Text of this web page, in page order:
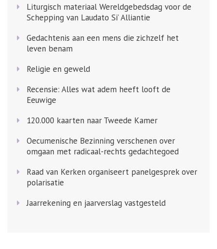
Liturgisch materiaal Wereldgebedsdag voor de
Schepping van Laudato Si’ Alliantie
Gedachtenis aan een mens die zichzelf het
leven benam
Religie en geweld
Recensie: Alles wat adem heeft looft de
Eeuwige
120.000 kaarten naar Tweede Kamer
Oecumenische Bezinning verschenen over
omgaan met radicaal-rechts gedachtegoed
Raad van Kerken organiseert panelgesprek over
polarisatie
Jaarrekening en jaarverslag vastgesteld